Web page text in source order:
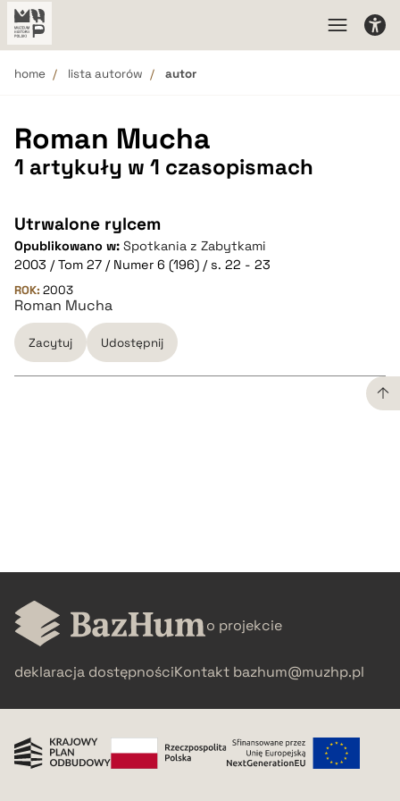
home lista autorów autor
Roman Mucha
1 artykuły w 1 czasopismach
Utrwalone rylcem
Opublikowano w: Spotkania z Zabytkami
2003 / Tom 27 / Numer 6 (196) / s. 22 - 23
ROK: 2003
Roman Mucha
Zacytuj Udostępnij
o projekcie
deklaracja dostępnościKontakt bazhum@muzhp.pl